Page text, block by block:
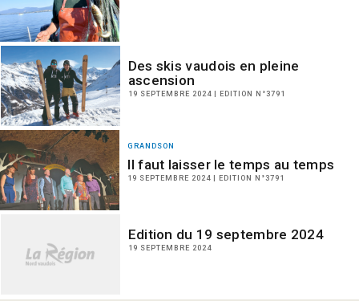
Des skis vaudois en pleine
ascension
19 SEPTEMBRE 2024 | EDITION N°3791
GRANDSON
Il faut laisser le temps au temps
19 SEPTEMBRE 2024 | EDITION N°3791
Edition du 19 septembre 2024
19 SEPTEMBRE 2024